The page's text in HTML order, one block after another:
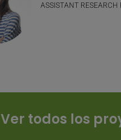
ASSISTANT RESEARCH
Ver todos los